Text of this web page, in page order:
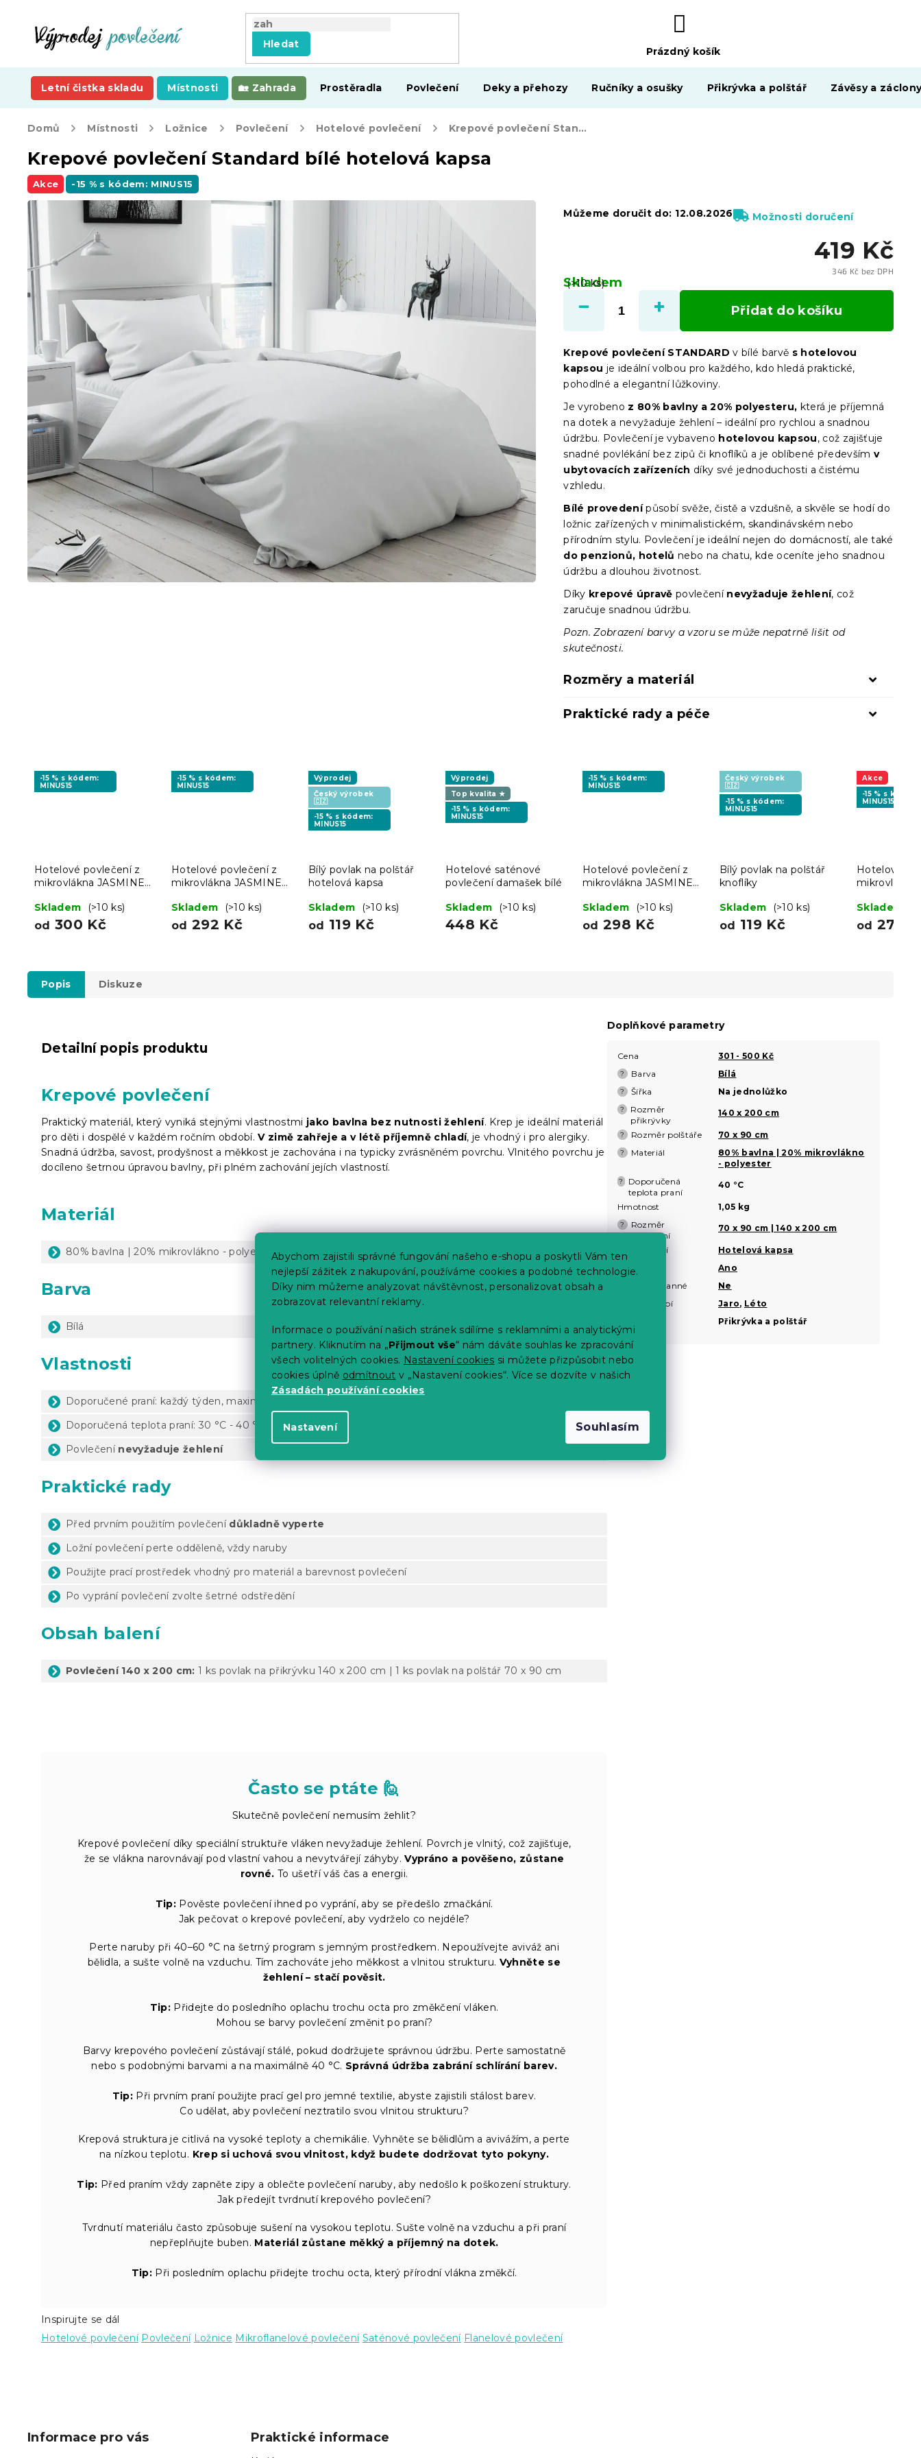
Abychom zajistili správné fungování našeho e-shopu a poskytli Vám ten
nejlepší zážitek z nakupování, používáme cookies a podobné technologie.
Díky nim můžeme analyzovat návštěvnost, personalizovat obsah a
zobrazovat relevantní reklamy.
Informace o používání našich stránek sdílíme s reklamními a analytickými
partnery. Kliknutím na „Přijmout vše“ nám dáváte souhlas ke zpracování
všech volitelných cookies. Nastavení cookies si můžete přizpůsobit nebo
cookies úplně odmítnout v „Nastavení cookies“. Více se dozvíte v našich
Zásadách používání cookies
Nastavení Souhlasím
Hledat
NÁKUPNÍ
KOŠÍK
Prázdný košík
Letní čistka skladu Místnosti Zahrada Prostěradla Povlečení Deky a přehozy Ručníky a osušky Přikrývka a polštář Závěsy a
Domů Místnosti Ložnice Povlečení Hotelové povlečení Krepové povlečení Standard bílé hotelová kapsa
Krepové povlečení Standard bílé hotelová kapsa
Akce -15 % s kódem: MINUS15
419 Kč
346 Kč bez DPH
cena:
Skladem
(>10 ks)
Můžeme doručit do: 12.08.2026 Možnosti doručení
Přidat do košíku
Krepové povlečení STANDARD v bílé barvě s hotelovou
kapsou je ideální volbou pro každého, kdo hledá praktické,
pohodlné a elegantní lůžkoviny.
Je vyrobeno z 80% bavlny a 20% polyesteru, která je příjemná
na dotek a nevyžaduje žehlení – ideální pro rychlou a snadnou
údržbu. Povlečení je vybaveno hotelovou kapsou, což zajišťuje
snadné povlékání bez zipů či knoflíků a je oblíbené předevšímv
ubytovacích zařízeních díky své jednoduchosti a čistému
vzhledu.
Bílé provedenípůsobí svěže, čistě a vzdušně, a skvěle se hodí do
ložnic zařízených v minimalistickém, skandinávském nebo
přírodním stylu. Povlečení je ideální nejen do domácností, ale také
do penzionů, hotelů nebo na chatu, kde oceníte jeho snadnou
údržbu a dlouhou životnost.
Díky krepové úpravě povlečení nevyžaduje žehlení, což
zaručuje snadnou údržbu.
Pozn. Zobrazení barvy a vzoru se může nepatrně lišit od
skutečnosti.
Rozměry a materiál
Praktické rady a péče
-15 % s kódem:
MINUS15
Hotelové povlečení z
mikrovlákna JASMINE
Skladem
(>10 ks)
od 300 Kč
-15 % s kódem:
MINUS15
Hotelové povlečení z
mikrovlákna JASMINE
Skladem
(>10 ks)
od 292 Kč
Výprodej
Český výrobek
🇨🇿
-15 % s kódem:
MINUS15
Bílý povlak na polštář
hotelová kapsa
Skladem
(>10 ks)
od 119 Kč
Výprodej
Top kvalita ★
-15 % s kódem:
MINUS15
Hotelové saténové
povlečení damašek bílé
Skladem
(>10 ks)
448 Kč
-15 % s kódem:
MINUS15
Hotelové povlečení z
mikrovlákna JASMINE
cm
Skladem (>10 ks)
od 298 Kč
Český výrobek
🇨🇿
-15 % s kódem:
MINUS15
Bílý povlak na polštář
knoflíky
Skladem
(>10 ks)
od 119 Kč
Akce
-15 % s kódem:
MINUS15
Hotelové
mikrovlákna
Skladem
od 278
Popis Diskuze
Detailní popis produktu
Krepové povlečení
Praktický materiál, který vyniká stejnými vlastnostmi jako bavlna bez nutnosti žehlení. Krep je ideální materiál
pro děti i dospělé v každém ročním období.V zimě zahřeje a v létě příjemně chladí, je vhodný i pro alergiky.
Snadná údržba, savost, prodyšnost a měkkost je zachována i na typicky zvrásněném povrchu. Vlnitého povrchu je
docíleno šetrnou úpravou bavlny, při plném zachování jejích vlastností.
Materiál
80% bavlna | 20% mikrovlákno - polyester
Barva
Bílá
Vlastnosti
Doporučené praní: každý týden, maximálně 1x za 14 dní
Doporučená teplota praní: 30 °C - 40 °C (dle štítku výrobce)
Povlečení nevyžaduje žehlení
Praktické rady
Před prvním použitím povlečení důkladně vyperte
Ložní povlečení perte odděleně, vždy naruby
Použijte prací prostředek vhodný pro materiál a barevnost povlečení
Po vyprání povlečení zvolte šetrné odstředění
Obsah balení
Povlečení 140 x 200 cm: 1 ks povlak na přikrývku 140 x 200 cm | 1 ks povlak na polštář 70 x 90 cm
Často se ptáte 🙋
Skutečně povlečení nemusím žehlit?
Krepové povlečení díky speciální struktuře vláken nevyžaduje žehlení. Povrch je vlnitý, což zajišťuje,
že se vlákna narovnávají pod vlastní vahou a nevytvářejí záhyby.Vypráno a pověšeno, zůstane
rovné. To ušetří váš čas a energii.
Tip:Pověste povlečení ihned po vyprání, aby se předešlo zmačkání.
Jak pečovat o krepové povlečení, aby vydrželo co nejdéle?
Perte naruby při 40–60 °C na šetrný program s jemným prostředkem. Nepoužívejte aviváž ani
bělidla, a sušte volně na vzduchu. Tím zachováte jeho měkkost a vlnitou strukturu. Vyhněte se
žehlení – stačí pověsit.
Tip: Přidejte do posledního oplachu trochu octa pro změkčení vláken.
Mohou se barvy povlečení změnit po praní?
Barvy krepového povlečení zůstávají stálé, pokud dodržujete správnou údržbu. Perte samostatně
nebo s podobnými barvami a na maximálně 40 °C. Správná údržba zabrání schlírání barev.
Tip: Při prvním praní použijte prací gel pro jemné textilie, abyste zajistili stálost barev.
Co udělat, aby povlečení neztratilo svou vlnitou strukturu?
Krepová struktura je citlivá na vysoké teploty a chemikálie. Vyhněte se bělidlům a avivážím, a perte
na nízkou teplotu. Krep si uchová svou vlnitost, když budete dodržovat tyto pokyny.
Tip: Před praním vždy zapněte zipy a oblečte povlečení naruby, aby nedošlo k poškození struktury.
Jak předejít tvrdnutí krepového povlečení?
Tvrdnutí materiálu často způsobuje sušení na vysokou teplotu. Sušte volně na vzduchu a při praní
nepřeplňujte buben. Materiál zůstane měkký a příjemný na dotek.
Tip:Při posledním oplachu přidejte trochu octa, který přírodní vlákna změkčí.
Inspirujte se dál
Hotelové povlečení Povlečení Ložnice Mikroflanelové povlečení Saténové povlečení Flanelové povlečení
Doplňkové parametry
Cena 301 - 500 Kč
? Barva Bílá
? Šířka Na jednolůžko
?
Rozměr
přikrývky
140 x 200 cm
? Rozměr polštáře 70 x 90 cm
? Materiál
80% bavlna | 20% mikrovlákno
- polyester
?
Doporučená
teplota praní
40 °C
Hmotnost 1,05 kg
?
Rozměr
povlečení
70 x 90 cm | 140 x 200 cm
Zapínání
Hotelová kapsa
Nežehlivé
Ano
Oboustranné
Ne
Roční období
Jaro, Léto
Přikrývka a polštář
Informace pro vás Praktické informace